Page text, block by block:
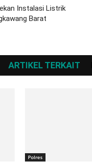
Instalasi Listrik
Barat
ARTIKEL TERKAIT
Polres